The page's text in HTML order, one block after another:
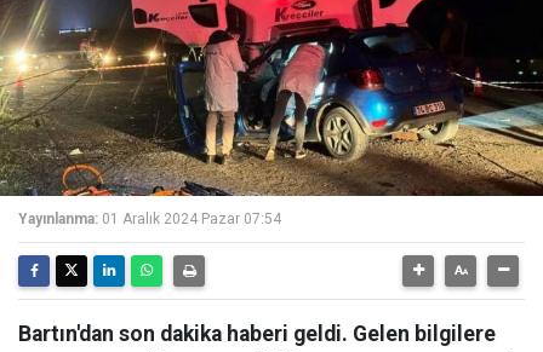
Yayınlanma: 01 Aralık 2024 Pazar 07:54
Bartın'dan son dakika haberi geldi. Gelen bilgilere